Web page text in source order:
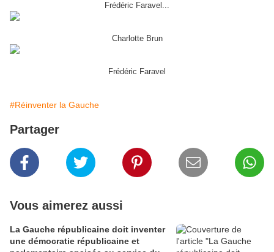
Frédéric Faravel...
Charlotte Brun
Frédéric Faravel
#Réinventer la Gauche
Partager
Vous aimerez aussi
La Gauche républicaine doit inventer
une démocratie républicaine et